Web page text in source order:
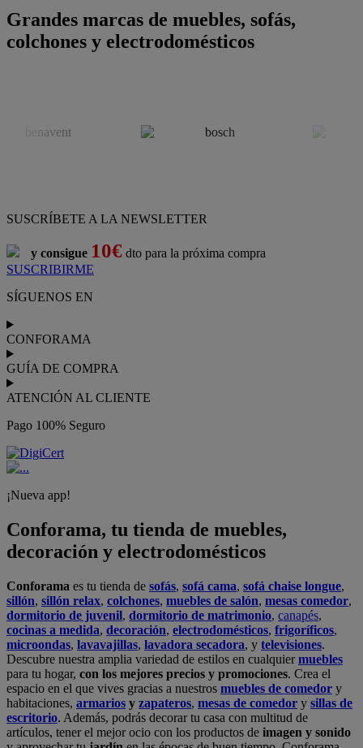
Grandes marcas de muebles, sofás,
colchones y electrodomésticos
SUSCRÍBETE A LA NEWSLETTER
y consigue 10€ dto para la próxima compra
SUSCRIBIRME
SÍGUENOS EN
CONFORAMA
GUÍA DE COMPRA
ATENCIÓN AL CLIENTE
Pago 100% Seguro
¡Nueva app!
Conforama, tu tienda de muebles,
decoración y electrodomésticos
Conforama es tu tienda de sofás, sofá cama, sofá chaise longue,
sillón, sillón relax, colchones, muebles de salón, mesas comedor,
dormitorio de juvenil, dormitorio de matrimonio, canapés,
cocinas a medida, decoración, electrodomésticos, frigoríficos,
microondas, lavavajillas, lavadora secadora, y televisiones.
Descubre nuestra amplia variedad de estilos en cualquiermuebles
para tu hogar, con los mejores precios y promociones. Crea el
espacio en el que vives gracias a nuestros muebles de comedor y
habitaciones, armarios y zapateros, mesas de comedor y sillas de
escritorio. Además, podrás decorar tu casa con multitud de
artículos, tener el mejor ocio con los productos de imagen y sonido